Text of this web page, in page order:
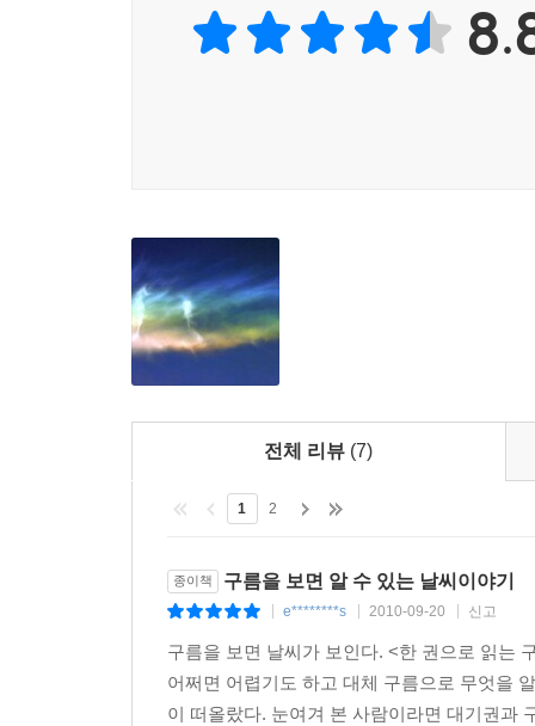
구름을 알면 날씨가 보인다.
“층운의 움직임을 한동안 관찰하면 다가올 날씨
산골짜기에 사는 사람들은 대부분 이 사실을 잘
그러나 태양이 떠올라 물방울이 증발하고 이른 아
“송이 고적운은 습하고 불안정한 날씨와 관계가
뇌우를 불러오는 적란운과는 대조적이다. 저녁
떠오르면서 대류가 일어나기 시작하면, 신생 적운
『한 권으로 읽는 구름책』은 우리가 감탄을
변화뿐만 아니라 구름의 모양을 관찰하고 앞으
구름의 모든 것을 한 권에 담았다!
구름, 게으른 이들의 수호신
: 장엄하게 피어올랐
매혹의 대상이자 사색거리였다. 기원전 420년
전체 리뷰 (7)
1 2
종이책 구름을 보면 알 수 있는 날씨이야기
e********s 2010-09-20 신고
구름을 보면 날씨가 보인다. <한 권으로 읽는
어쩌면 어렵기도 하고 대체 구름으로 무엇을
이 떠올랐다. 눈여겨 본 사람이라면 대기권과